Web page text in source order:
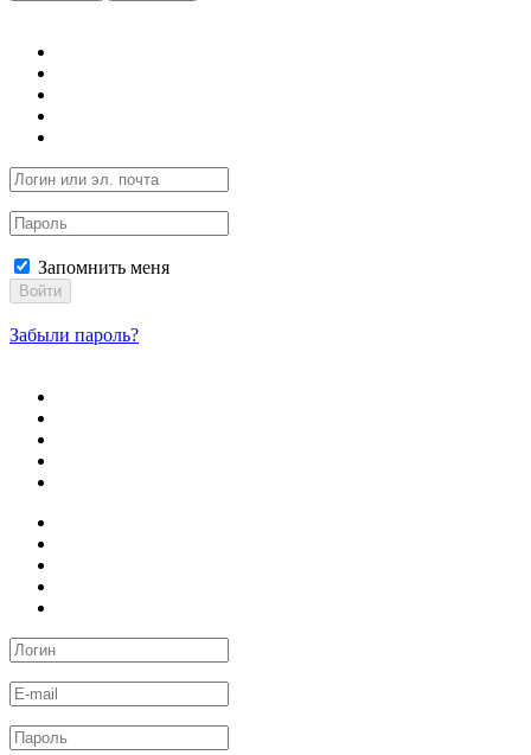
Запомнить меня
Войти
Забыли пароль?